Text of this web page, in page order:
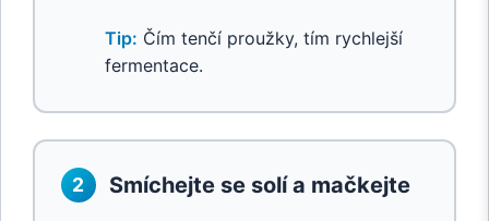
Tip: Čím tenčí proužky, tím rychlejší
fermentace.
2 Smíchejte se solí a mačkejte